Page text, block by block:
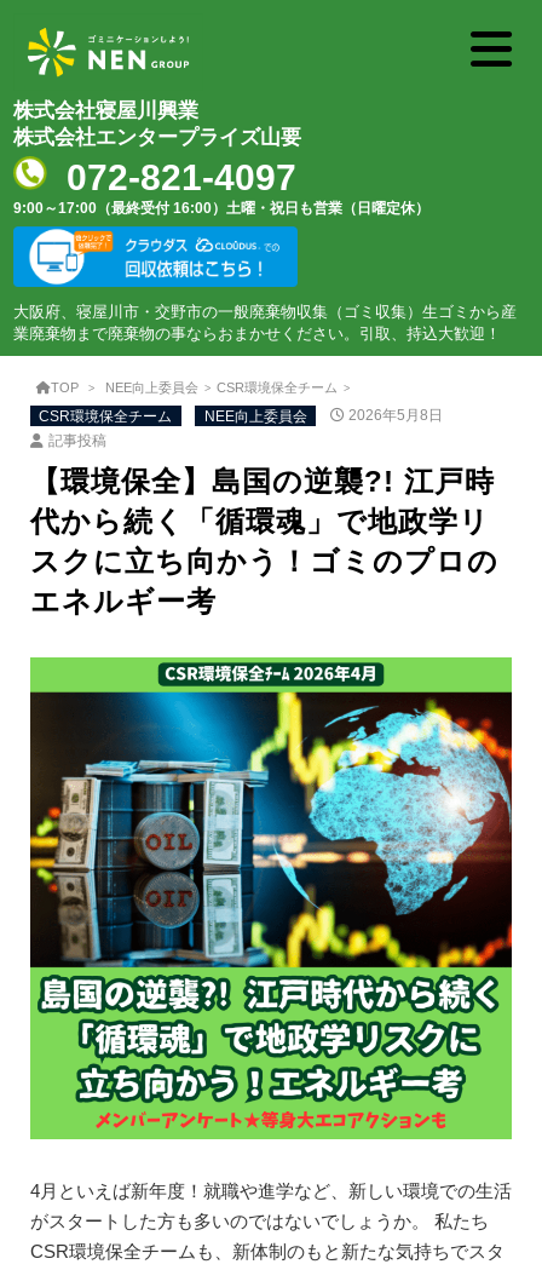
株式会社寝屋川興業
株式会社エンタープライズ山要
072-821-4097
9:00～17:00（最終受付 16:00） 土曜・祝日も営業（日曜定休）
大阪府、寝屋川市・交野市の一般廃棄物収集（ゴミ収集）生ゴミから産
業廃棄物まで廃棄物の事ならおまかせください。引取、持込大歓迎！
TOP NEE向上委員会 CSR環境保全チーム
CSR環境保全チーム NEE向上委員会
2026年5月8日
記事投稿
【環境保全】島国の逆襲?! 江戸時
代から続く「循環魂」で地政学リ
スクに立ち向かう！ゴミのプロの
エネルギー考
4月といえば新年度！就職や進学など、新しい環境での生活
がスタートした方も多いのではないでしょうか。 私たち
CSR環境保全チームも、新体制のもと新たな気持ちでスタ